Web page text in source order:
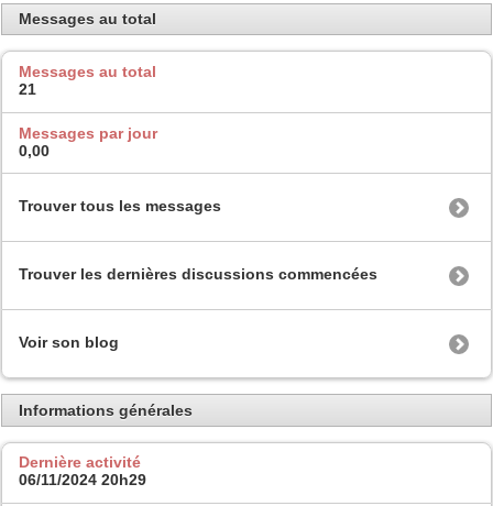
Messages au total
Messages au total
21
Messages par jour
0,00
Trouver tous les messages
Trouver les dernières discussions commencées
Voir son blog
Informations générales
Dernière activité
06/11/2024 20h29